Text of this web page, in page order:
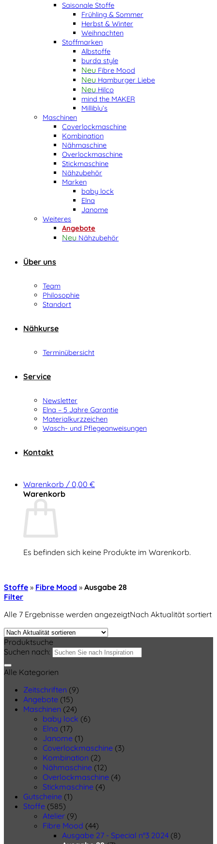
Saisonale Stoffe
Frühling & Sommer
Herbst & Winter
Weihnachten
Stoffmarken
Albstoffe
burda style
Fibre Mood
Hamburger Liebe
Hilco
mind the MAKER
Milliblu’s
Maschinen
Coverlockmaschine
Kombination
Nähmaschine
Overlockmaschine
Stickmaschine
Nähzubehör
Marken
baby lock
Elna
Janome
Weiteres
Angebote
Nähzubehör
Über uns
Team
Philosophie
Standort
Nähkurse
Terminübersicht
Service
Newsletter
Elna – 5 Jahre Garantie
Materialkurzzeichen
Wasch- und Pflegeanweisungen
Kontakt
Warenkorb / 0,00 €
Warenkorb
Es befinden sich keine Produkte im Warenkorb.
Stoffe » Fibre Mood » Ausgabe 28
Filter
Alle 7 Ergebnisse werden angezeigtNach Aktualität sortiert
Produktsuche
Suchen nach:
Alle Kategorien
Zeitschriften (9)
Angebote (15)
Maschinen (24)
baby lock (6)
Elna (17)
Janome (1)
Coverlockmaschine (3)
Kombination (2)
Nähmaschine (12)
Overlockmaschine (4)
Stickmaschine (4)
Gutscheine (1)
Stoffe (585)
Atelier (9)
Fibre Mood (44)
Ausgabe 27 - Special n°3 2024 (8)